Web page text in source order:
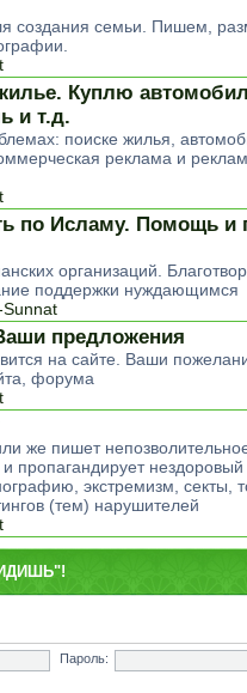
создания семьи. Пишем,
Куплю
и т.д.
поиске жилья,
реклама и
по Исламу. Помощь и
организаций.
поддержки нуждающимся
Sunnat
предложения
на сайте. Ваши
форума
же пишет
пропагандирует
экстремизм, секты,
(тем) нарушителей
Пароль: